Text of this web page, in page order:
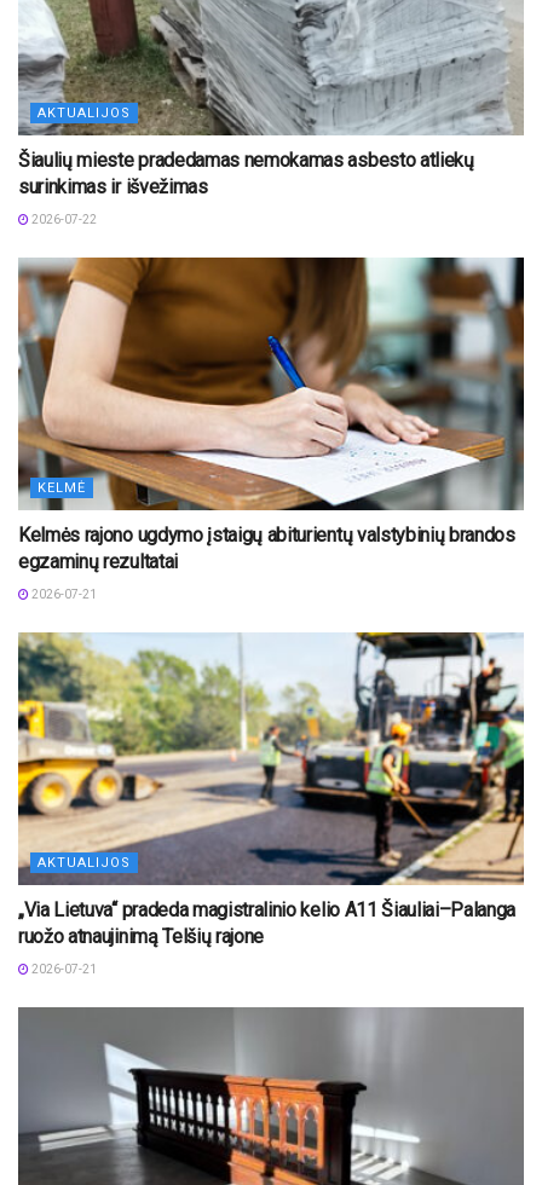
AKTUALIJOS
Šiaulių mieste pradedamas nemokamas asbesto atliekų
surinkimas ir išvežimas
2026-07-22
KELMĖ
Kelmės rajono ugdymo įstaigų abiturientų valstybinių brandos
egzaminų rezultatai
2026-07-21
AKTUALIJOS
„Via Lietuva“ pradeda magistralinio kelio A11 Šiauliai–Palanga
ruožo atnaujinimą Telšių rajone
2026-07-21